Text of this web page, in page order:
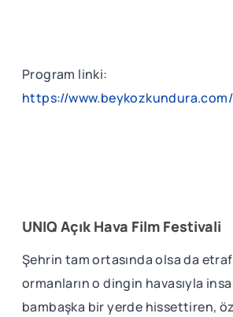
Program linki:
https://
UNIQ Açık Hava Film Festivali
Şehrin tam ortasında olsa da
ormanların o dingin havasıyla
bambaşka bir yerde hissettiren,